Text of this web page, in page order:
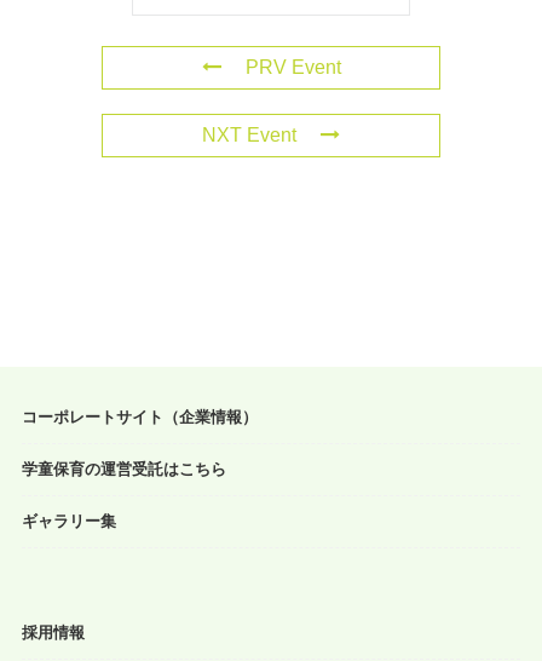
PRV Event
NXT Event
コーポレートサイト（企業情報）
学童保育の運営受託はこちら
ギャラリー集
採用情報